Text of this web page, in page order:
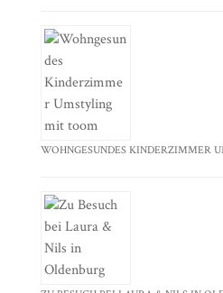
WOHNGESUNDES KINDERZIMMER